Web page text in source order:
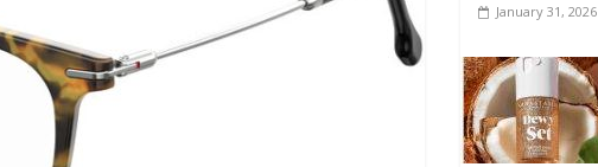
January 31, 2026